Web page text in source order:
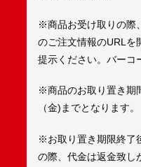
※商品お受け取りの際
のご注文情報のURLを
提示ください。バーコ
※商品のお取り置き期
（金)までとなります。
※お取り置き期限終了
の際、代金は返金致し